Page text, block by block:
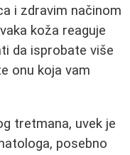
i zdravim načinom
koža reaguje
da isprobate više
onu koja vam
tretmana, uvek je
posebno